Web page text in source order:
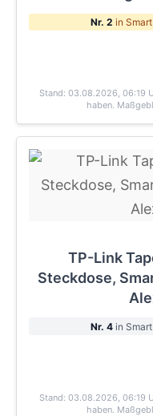
Nr. 2 in
Stand: 03.08.2026, 06:19
haben.
TP-Link
Steckdose,
Nr. 4in Smart
Stand: 03.08.2026, 06:19
haben.